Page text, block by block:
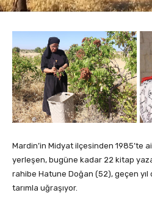
Mardin’in Midyat ilçesinden 1985’te
yerleşen, bugüne kadar 22 kitap
rahibe Hatune Doğan (52), geçen yıl
tarımla uğraşıyor.